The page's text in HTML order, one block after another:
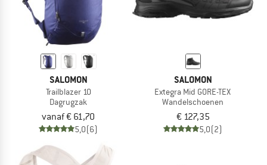
SALOMON
Trailblazer 10
Dagrugzak
vanaf € 61,70
5,0(6)
SALOMON
Extegra Mid GORE-TEX
Wandelschoenen
€ 127,35
5,0(2)